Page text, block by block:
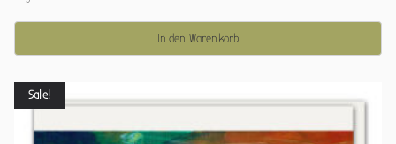
In den Warenkorb
Sale!